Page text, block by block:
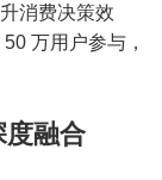
消费决策效
万用户参与，
度融合